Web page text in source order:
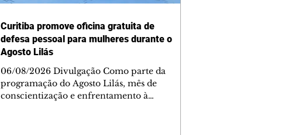
Curitiba promove oficina gratuita de
defesa pessoal para mulheres durante o
Agosto Lilás
06/08/2026 Divulgação Como parte da
programação do Agosto Lilás, mês de
conscientização e enfrentamento à